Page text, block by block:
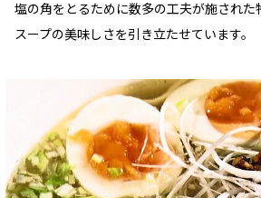
塩の角をとるために数多の工夫が施された
スープの美味しさを引き立たせています。